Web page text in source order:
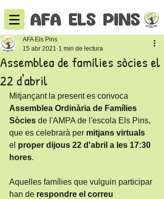
Assemblea de famílies sòcies el
22 d'abril
AFA Els Pins
15 abr 2021 1 min de lectura
Mitjançant la present es convoca
Assemblea Ordinària de Famílies
Sòcies de l'AMPA de l'escola Els Pins,
que es celebrarà per mitjans virtuals
el proper dijous 22 d'abril a les 17:30
hores.
Aquelles famílies que vulguin participar
han de respondre el correu